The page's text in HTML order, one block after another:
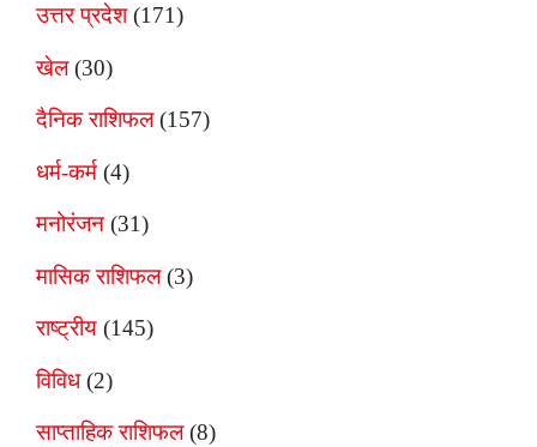
उत्तर प्रदेश(171)
खेल(30)
दैनिक राशिफल(157)
धर्म-कर्म (4)
मनोरंजन (31)
मासिक राशिफल(3)
राष्ट्रीय (145)
विविध(2)
साप्ताहिक राशिफल(8)